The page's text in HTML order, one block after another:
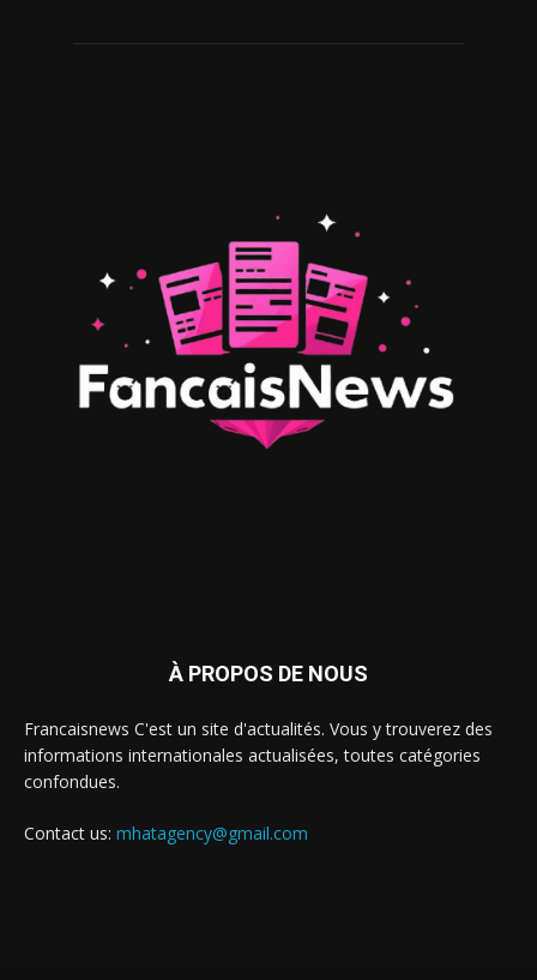
À PROPOS DE NOUS
Francaisnews C'est un site d'actualités. Vous y trouverez des
informations internationales actualisées, toutes catégories
confondues.
Contact us: mhatagency@gmail.com